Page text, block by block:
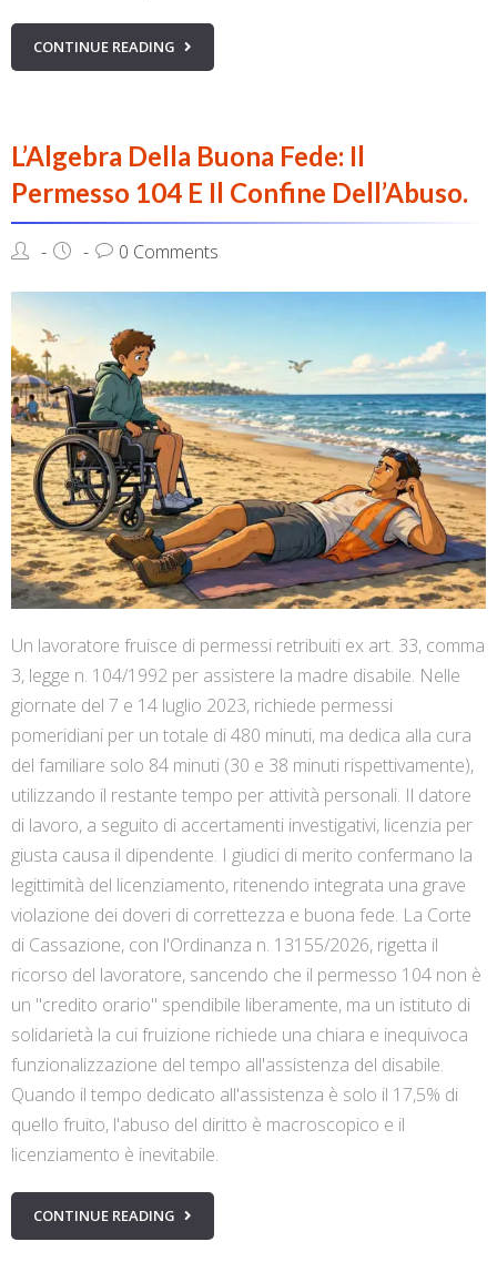
CONTINUE READING
L’Algebra Della Buona Fede: Il
Permesso 104 E Il Confine Dell’Abuso.
0 Comments
Un lavoratore fruisce di permessi retribuiti ex art. 33, comma
3, legge n. 104/1992 per assistere la madre disabile. Nelle
giornate del 7 e 14 luglio 2023, richiede permessi
pomeridiani per un totale di 480 minuti, ma dedica alla cura
del familiare solo 84 minuti (30 e 38 minuti rispettivamente),
utilizzando il restante tempo per attività personali. Il datore
di lavoro, a seguito di accertamenti investigativi, licenzia per
giusta causa il dipendente. I giudici di merito confermano la
legittimità del licenziamento, ritenendo integrata una grave
violazione dei doveri di correttezza e buona fede. La Corte
di Cassazione, con l'Ordinanza n. 13155/2026, rigetta il
ricorso del lavoratore, sancendo che il permesso 104 non è
un "credito orario" spendibile liberamente, ma un istituto di
solidarietà la cui fruizione richiede una chiara e inequivoca
funzionalizzazione del tempo all'assistenza del disabile.
Quando il tempo dedicato all'assistenza è solo il 17,5% di
quello fruito, l'abuso del diritto è macroscopico e il
licenziamento è inevitabile.
CONTINUE READING